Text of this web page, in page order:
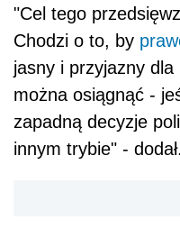
"Cel tego
Chodzi o to, by
jasny i przyjazny
można osiągnąć -
zapadną decyzje
innym trybie" - dodał.